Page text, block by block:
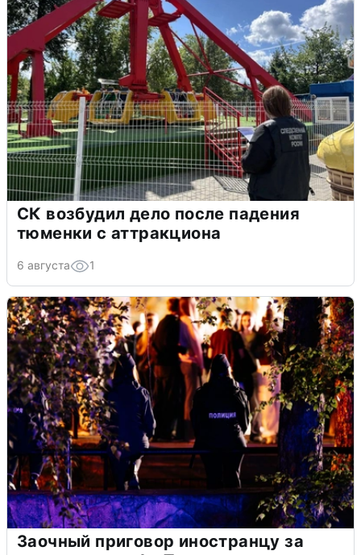
СК возбудил дело после падения
тюменки с аттракциона
6 августа 1
Заочный приговор иностранцу за